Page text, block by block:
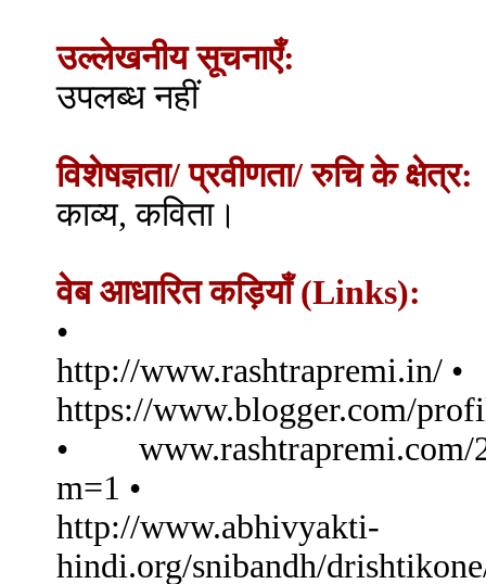
उल्लेखनीय सूचनाएँ:
उपलब्ध नहीं
विशेषज्ञता/ प्रवीणता/ रुचि के क्षेत्र:
काव्य, कविता।
वेब आधारित कड़ियाँ (Links):
•
http://www.rashtrapremi.in/ •
https://www.blogger.com/
• www.rashtrapremi.com/
m=1 •
http://www.abhivyakti-
hindi.org/snibandh/